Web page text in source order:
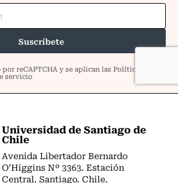
Universidad de Santiago de
Chile
Avenida Libertador Bernardo
O’Higgins Nº 3363. Estación
Central. Santiago. Chile.